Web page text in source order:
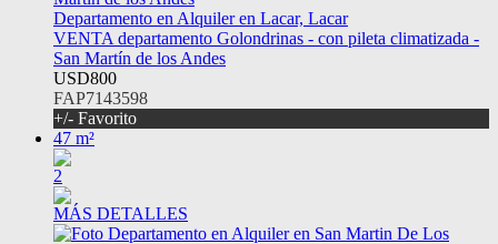
Departamento en Alquiler en Lacar, Lacar
VENTA departamento Golondrinas - con pileta climatizada -
San Martín de los Andes
USD800
FAP7143598
+/- Favorito
47 m²
2
MÁS DETALLES